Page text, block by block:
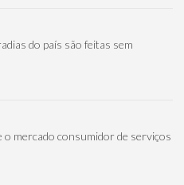
do país são feitas sem
o mercado consumidor de serviços